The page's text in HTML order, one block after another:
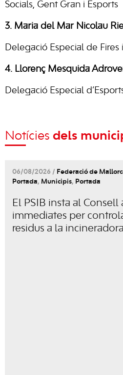
Socials, Gent Gran i Esports
3. Maria del Mar Nicolau
Delegació Especial de Fires
4. Llorenç Mesquida
Delegació Especial
Notícies dels
06/08/2026 / Federació de
Portada, Municipis, Portada
El PSIB insta al Consell
immediates per
residus a la